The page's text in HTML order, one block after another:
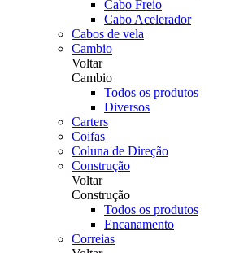
Cabo Freio
Cabo Acelerador
Cabos de vela
Cambio
Voltar
Cambio
Todos os produtos
Diversos
Carters
Coifas
Coluna de Direção
Construção
Voltar
Construção
Todos os produtos
Encanamento
Correias